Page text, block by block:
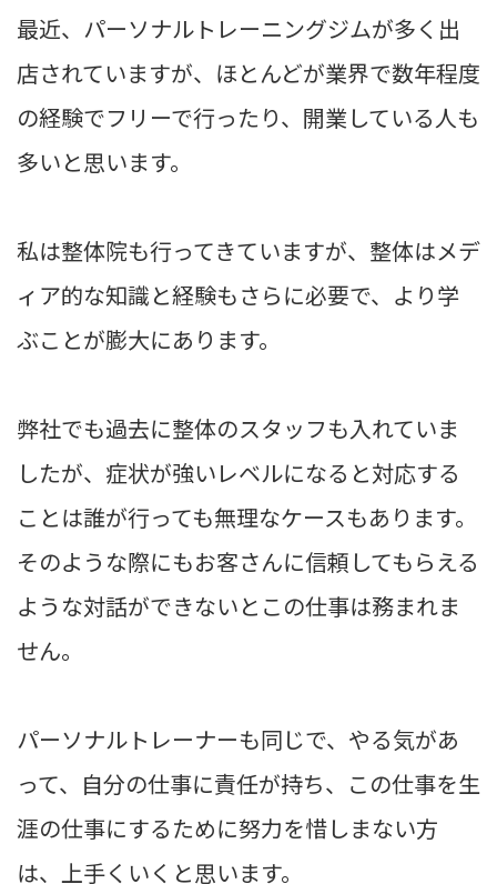
最近、パーソナルトレーニングジムが多く出
店されていますが、ほとんどが業界で数年程度
の経験でフリーで行ったり、開業している人も
多いと思います。
私は整体院も行ってきていますが、整体はメデ
ィア的な知識と経験もさらに必要で、より学
ぶことが膨大にあります。
弊社でも過去に整体のスタッフも入れていま
したが、症状が強いレベルになると対応する
ことは誰が行っても無理なケースもあります。
そのような際にもお客さんに信頼してもらえる
ような対話ができないとこの仕事は務まれま
せん。
パーソナルトレーナーも同じで、やる気があ
って、自分の仕事に責任が持ち、この仕事を生
涯の仕事にするために努力を惜しまない方
は、上手くいくと思います。